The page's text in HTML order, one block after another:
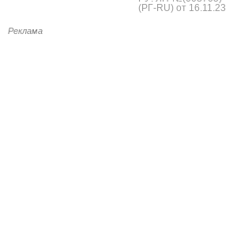
(РГ-RU) от 16.11.23
Реклама